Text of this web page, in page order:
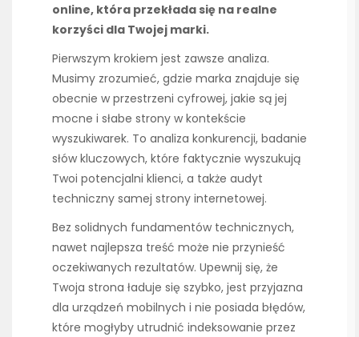
online, która przekłada się na realne
korzyści dla Twojej marki.
Pierwszym krokiem jest zawsze analiza.
Musimy zrozumieć, gdzie marka znajduje się
obecnie w przestrzeni cyfrowej, jakie są jej
mocne i słabe strony w kontekście
wyszukiwarek. To analiza konkurencji, badanie
słów kluczowych, które faktycznie wyszukują
Twoi potencjalni klienci, a także audyt
techniczny samej strony internetowej.
Bez solidnych fundamentów technicznych,
nawet najlepsza treść może nie przynieść
oczekiwanych rezultatów. Upewnij się, że
Twoja strona ładuje się szybko, jest przyjazna
dla urządzeń mobilnych i nie posiada błędów,
które mogłyby utrudnić indeksowanie przez